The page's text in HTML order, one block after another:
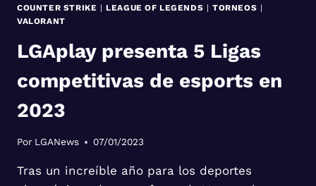
COUNTER STRIKE |LEAGUE OF LEGENDS |TORNEOS |
VALORANT
LGAplay presenta 5 Ligas
competitivas de esports en
2023
Por LGANews 07/01/2023
Tras un increíble año para los deportes